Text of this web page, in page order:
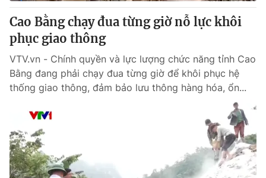
Cao Bằng chạy đua từng giờ nỗ lực khôi
phục giao thông
VTV.vn - Chính quyền và lực lượng chức năng tỉnh Cao
Bằng đang phải chạy đua từng giờ để khôi phục hệ
thống giao thông, đảm bảo lưu thông hàng hóa, ổn...